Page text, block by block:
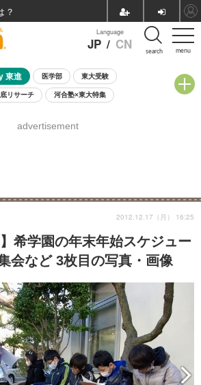
menu
Language
JP / CN search
東進 医学部 東大受験
リサーチ 河合塾×東大特集
8月開催学校説明会・相談会
advertisement
】希学園の年末年始スケジュー
会など 3枚目の写真・画像
2012.12.17（月） 16:25